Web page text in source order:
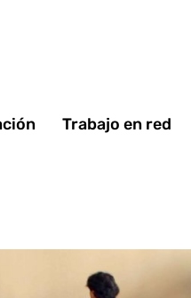
Trabajo en red